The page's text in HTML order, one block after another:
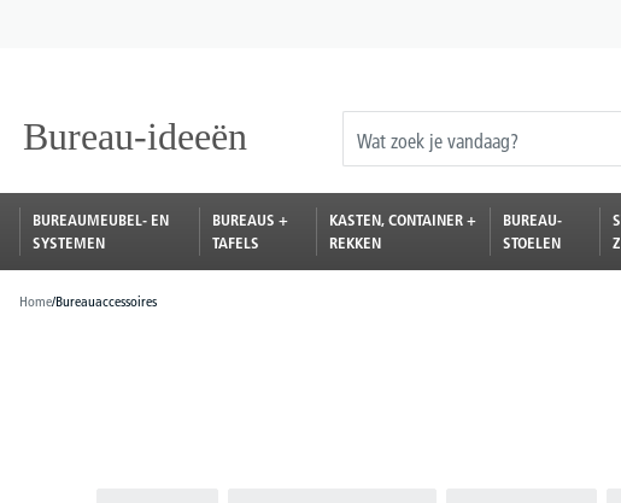
BUREAUMEUBEL- EN
SYSTEMEN
BUREAUS +
TAFELS
KASTEN, CONTAINER +
REKKEN
BUREAU-
STOELEN
Home/Bureauaccessoires